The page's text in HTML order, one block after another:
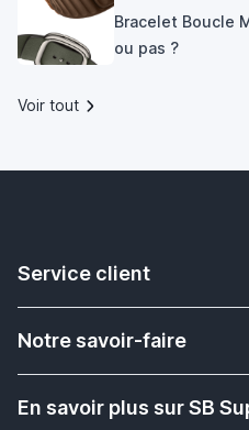
Bracelet Boucle
ou pas ?
Voir tout
Service client
Contact
Retour & Échange
Notre savoir-faire
Plus d'informations sur les
En savoir plus sur SB